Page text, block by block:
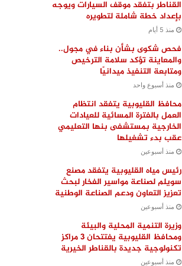
القناطر بتفقد موقف السيارات ويوجه
بإعداد خطة شاملة لتطويره
منذ 5 أيام
فحص شكوى بشأن بناء في مجول..
والمعاينة تؤكد سلامة الترخيص
ومتابعة التنفيذ ميدانيًا
منذ أسبوع واحد
محافظ القليوبية يتفقد انتظام
العمل بالفترة المسائية للعيادات
الخارجية بمستشفى بنها التعليمي
عقب بدء تشغيلها
منذ أسبوعين
رئيس مياه القليوبية يتفقد مصنع
سويلم لصناعة مواسير الفخار لبحث
تعزيز التعاون ودعم الصناعة الوطنية
منذ أسبوعين
وزيرة التنمية المحلية والبيئة
ومحافظ القليوبية يفتتحان 3 مراكز
تكنولوجية جديدة بالقناطر الخيرية
منذ أسبوعين